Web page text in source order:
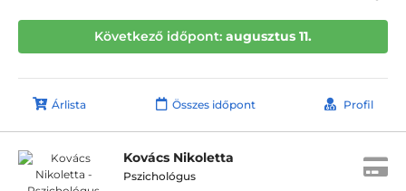
Következő időpont: augusztus 11.
Árlista Összes időpont Profil
Kovács Nikoletta
Pszichológus